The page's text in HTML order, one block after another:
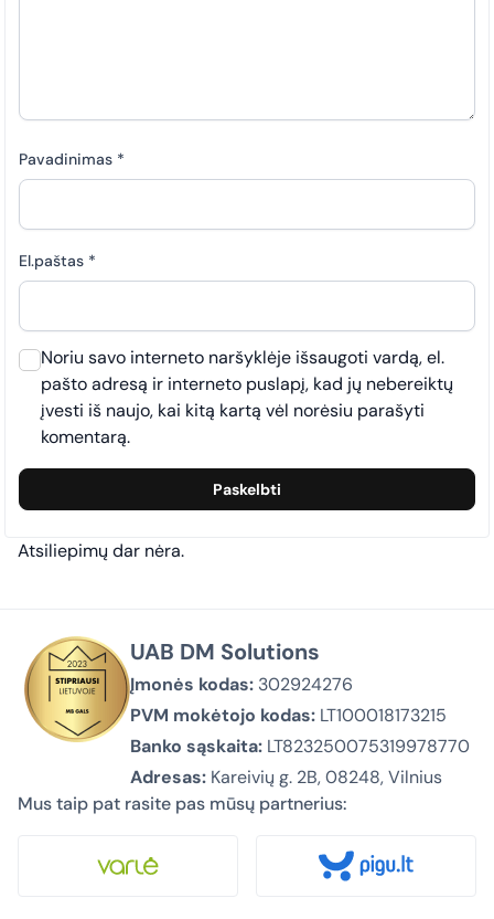
Atsiliepimų dar nėra.
Pavadinimas *
El.paštas *
Noriu savo interneto naršyklėje išsaugoti vardą, el.
pašto adresą ir interneto puslapį, kad jų nebereiktų
įvesti iš naujo, kai kitą kartą vėl norėsiu parašyti
komentarą.
UAB DM Solutions
Įmonės kodas: 302924276
PVM mokėtojo kodas: LT100018173215
Banko sąskaita: LT823250075319978770
Adresas: Kareivių g. 2B, 08248, Vilnius
Mus taip pat rasite pas mūsų partnerius: